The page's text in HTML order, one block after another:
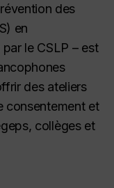
des
en
le CSLP – est
des ateliers
consentement et
collèges et